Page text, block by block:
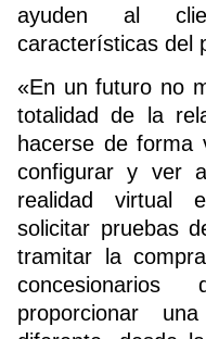
ayuden al
características del
«En un futuro no
totalidad de la
hacerse de forma
configurar y ver
realidad virtual
solicitar pruebas
tramitar la
proporcionar